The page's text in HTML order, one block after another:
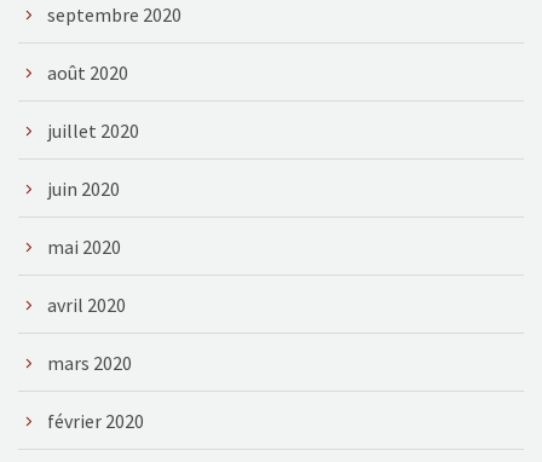
septembre 2020
août 2020
juillet 2020
juin 2020
mai 2020
avril 2020
mars 2020
février 2020